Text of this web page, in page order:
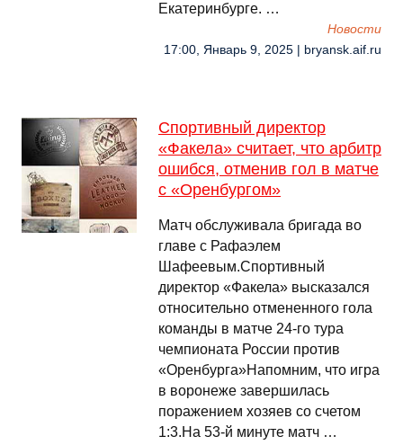
Екатеринбурге. …
Новости
17:00, Январь 9, 2025 | bryansk.aif.ru
Спортивный директор
«Факела» считает, что арбитр
ошибся, отменив гол в матче
с «Оренбургом»
Матч обслуживала бригада во
главе с Рафаэлем
Шафеевым.Спортивный
директор «Факела» высказался
относительно отмененного гола
команды в матче 24-го тура
чемпионата России против
«Оренбурга»Напомним, что игра
в воронеже завершилась
поражением хозяев со счетом
1:3.На 53-й минуте матч …